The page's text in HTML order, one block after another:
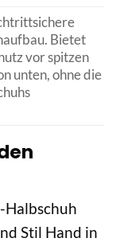
Bietet
vor spitzen
unten, ohne die
Stil Hand in